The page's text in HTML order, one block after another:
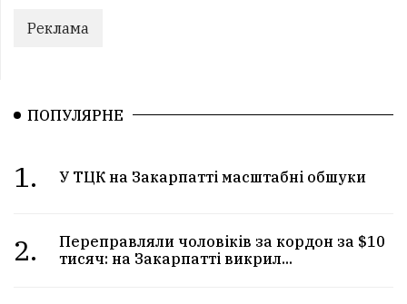
Реклама
ПОПУЛЯРНЕ
1. У ТЦК на Закарпатті масштабні обшуки
2.
Переправляли чоловіків за кордон за $10
тисяч: на Закарпатті викрил...